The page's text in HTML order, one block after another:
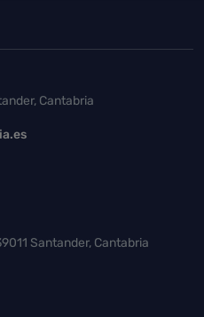
página
Cantabria
Santander, Cantabria